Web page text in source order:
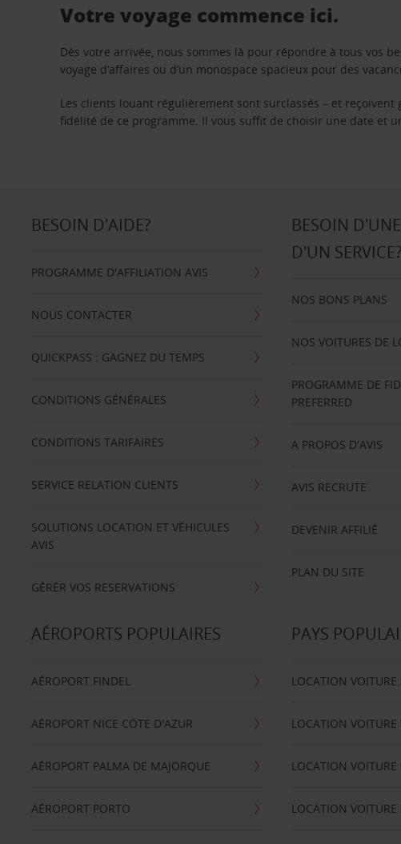
Votre voyage commence ici.
Dès votre arrivée, nous sommes là pour répondre à tous vos
voyage d’affaires ou d’un monospace spacieux pour des
Les clients louant régulièrement sont surclassés – et
fidélité de ce programme. Il vous suffit de choisir une date et
BESOIN D'AIDE?
PROGRAMME D'AFFILIATION AVIS
NOUS CONTACTER
QUICKPASS : GAGNEZ DU TEMPS
CONDITIONS GÉNÉRALES
CONDITIONS TARIFAIRES
SERVICE RELATION CLIENTS
SOLUTIONS LOCATION ET VÉHICULES
AVIS
GÉRÉR VOS RESERVATIONS
BESOIN
D'UN SERVICE?
NOS BONS PLANS
NOS VOITURES DE
PROGRAMME DE
PREFERRED
A PROPOS D'AVIS
AVIS RECRUTE
DEVENIR AFFILIÉ
PLAN DU SITE
AÉROPORTS POPULAIRES
AÉROPORT FINDEL
AÉROPORT NICE CÖTE D'AZUR
AÉROPORT PALMA DE MAJORQUE
AÉROPORT PORTO
PAYS
LOCATION VOITURE
LOCATION VOITURE
LOCATION VOITURE
LOCATION VOITURE